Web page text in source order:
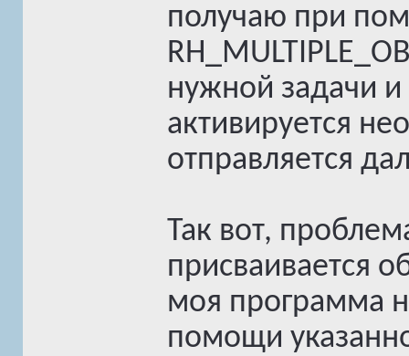
получаю при
нужной задачи
активируется
отправляется
Так вот,
присваивается
моя программа
помощи